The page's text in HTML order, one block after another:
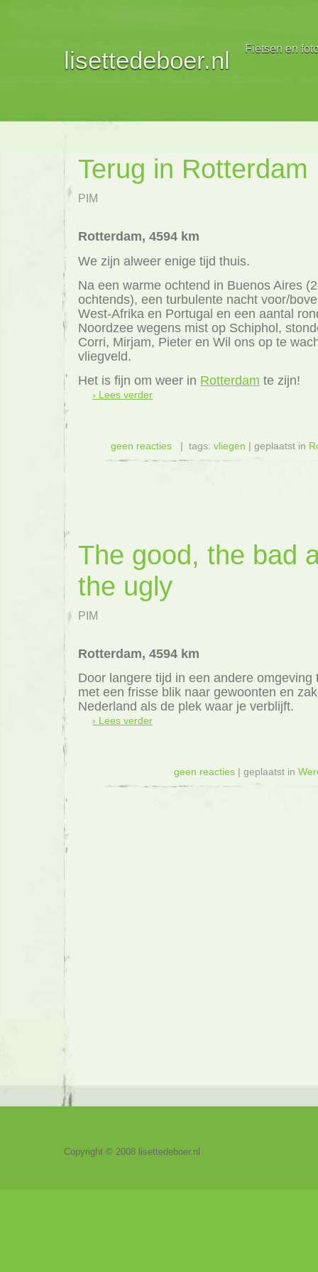
lisettedeboer.nl Fietsen en
Terug in Rotterdam
PIM
Rotterdam, 4594 km
We zijn alweer enige tijd thuis.
Na een warme ochtend in Buenos Aires
ochtends), een turbulente nacht voor/
West-Afrika en Portugal en een aantal
Noordzee wegens mist op Schiphol,
Corri, Mirjam, Pieter en Wil ons op te
vliegveld.
Het is fijn om weer in Rotterdam te zijn!
› Lees verder
geen reacties| tags: vliegen | geplaatst in
The good, the bad
the ugly
PIM
Rotterdam, 4594 km
Door langere tijd in een andere omgeving
met een frisse blik naar gewoonten en
Nederland als de plek waar je verblijft.
› Lees verder
geen reacties | geplaatst in
Copyright © 2008 lisettedeboer.nl